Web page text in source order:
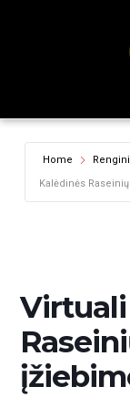
Home
Kalėdinės